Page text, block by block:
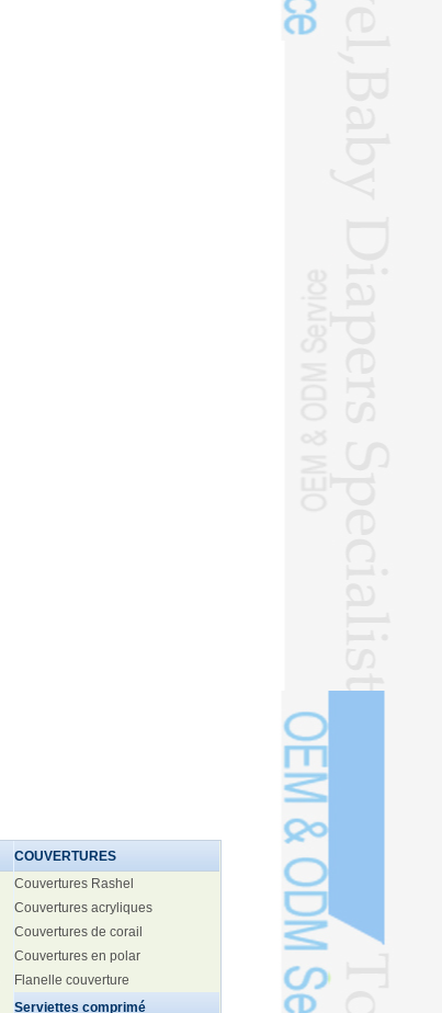
COUVERTURES
Couvertures Rashel
Couvertures acryliques
Couvertures de corail
Couvertures en polar
Flanelle couverture
Serviettes comprimé